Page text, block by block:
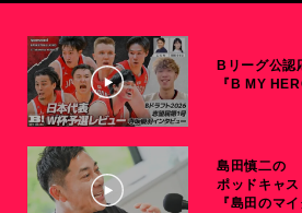
Bリーグ公認
『B MY
島田慎二の
ポッドキャス
『島田のマイ